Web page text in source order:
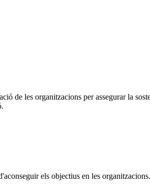
de les organitzacions per assegurar la
els objectius en les